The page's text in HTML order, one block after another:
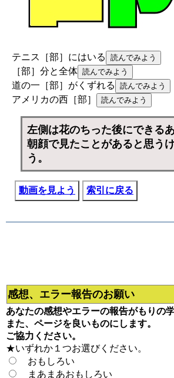
テニス［部］にはいる
［部］分と全体
道の一［部］がくずれる
アメリカの西［部］
左側は花のちった後にできるあ
朝顔で見たことがあると思う
う。
動画を見よう 索引に戻る
感想、エラー報告のお願い
あなたの感想やエラーの報告がもりの
また、ページを良いものにします。
ご協力ください。
★いずれか１つお選びください。
おもしろい
まあまあおもしろい